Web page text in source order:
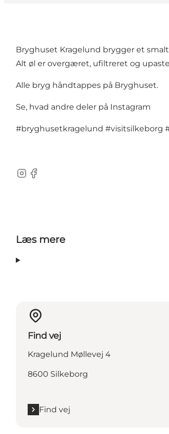
Bryghuset Kragelund brygger et
Alt øl er overgæret, ufiltreret og
Alle bryg håndtappes på Bryghuset.
Se, hvad andre deler på Instagram
#bryghusetkragelund #visitsilkeborg
Instagram
Facebook
Læs mere
Find vej
Kragelund Møllevej 4
8600 Silkeborg
Find vej